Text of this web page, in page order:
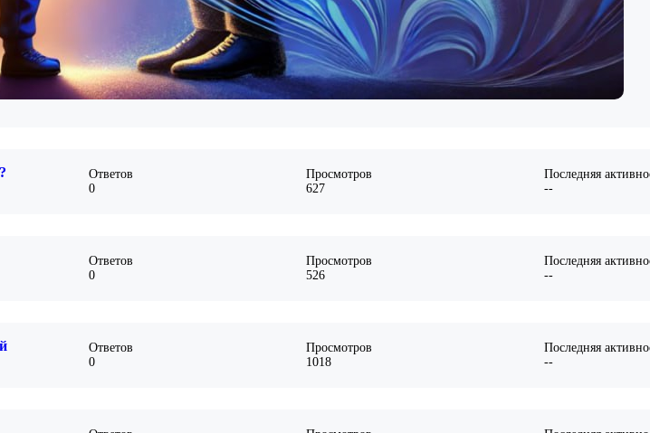
Ответов
0
Просмотров
627
Последняя
--
Ответов
0
Просмотров
526
Последняя
--
Ответов
0
Просмотров
1018
Последняя
--